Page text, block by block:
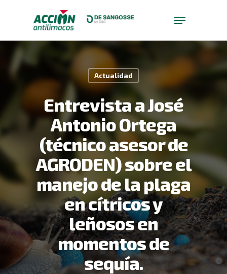
Menu
Actualidad
Entrevista a José
Antonio Ortega
(técnico asesor de
AGRODEN) sobre el
manejo de la plaga
en cítricos y
leñosos en
momentos de
sequía.
Menu